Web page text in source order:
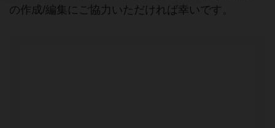
の作成/編集にご協力いただければ幸いです。